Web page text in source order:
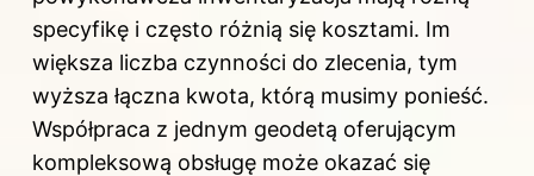
specyfikę i często różnią się kosztami. Im
większa liczba czynności do zlecenia, tym
wyższa łączna kwota, którą musimy ponieść.
Współpraca z jednym geodetą oferującym
kompleksową obsługę może okazać się